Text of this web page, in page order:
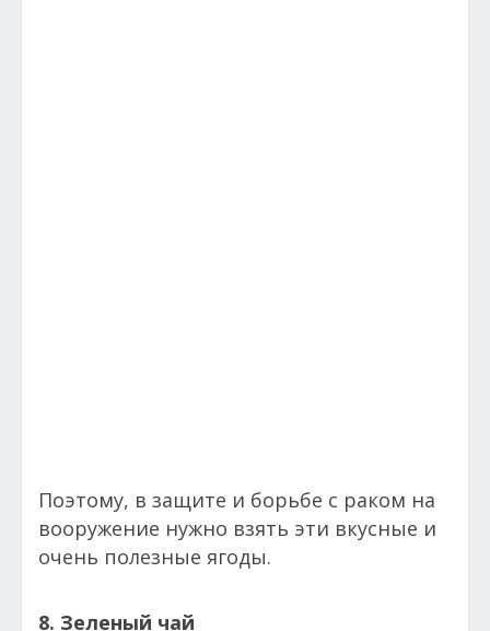
Поэтому, в защите и борьбе с раком на
вооружение нужно взять эти вкусные и
очень полезные ягоды.
8. Зеленый чай